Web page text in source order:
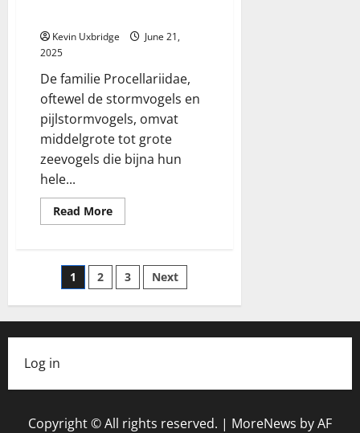
Kevin Uxbridge
June 21,
2025
De familie Procellariidae,
oftewel de stormvogels en
pijlstormvogels, omvat
middelgrote tot grote
zeevogels die bijna hun
hele...
Read MoreRead
more
stormvogels
Posts
pagination
1 2 3 Next
Log in
Copyright © All rights reserved. | MoreNews by AF